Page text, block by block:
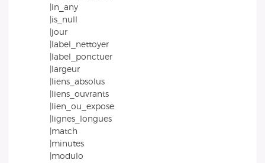
|in_any
|is_null
|jour
|label_nettoyer
|label_ponctuer
|largeur
|liens_absolus
|liens_ouvrants
|lien_ou_expose
|lignes_longues
|match
|minutes
|modulo